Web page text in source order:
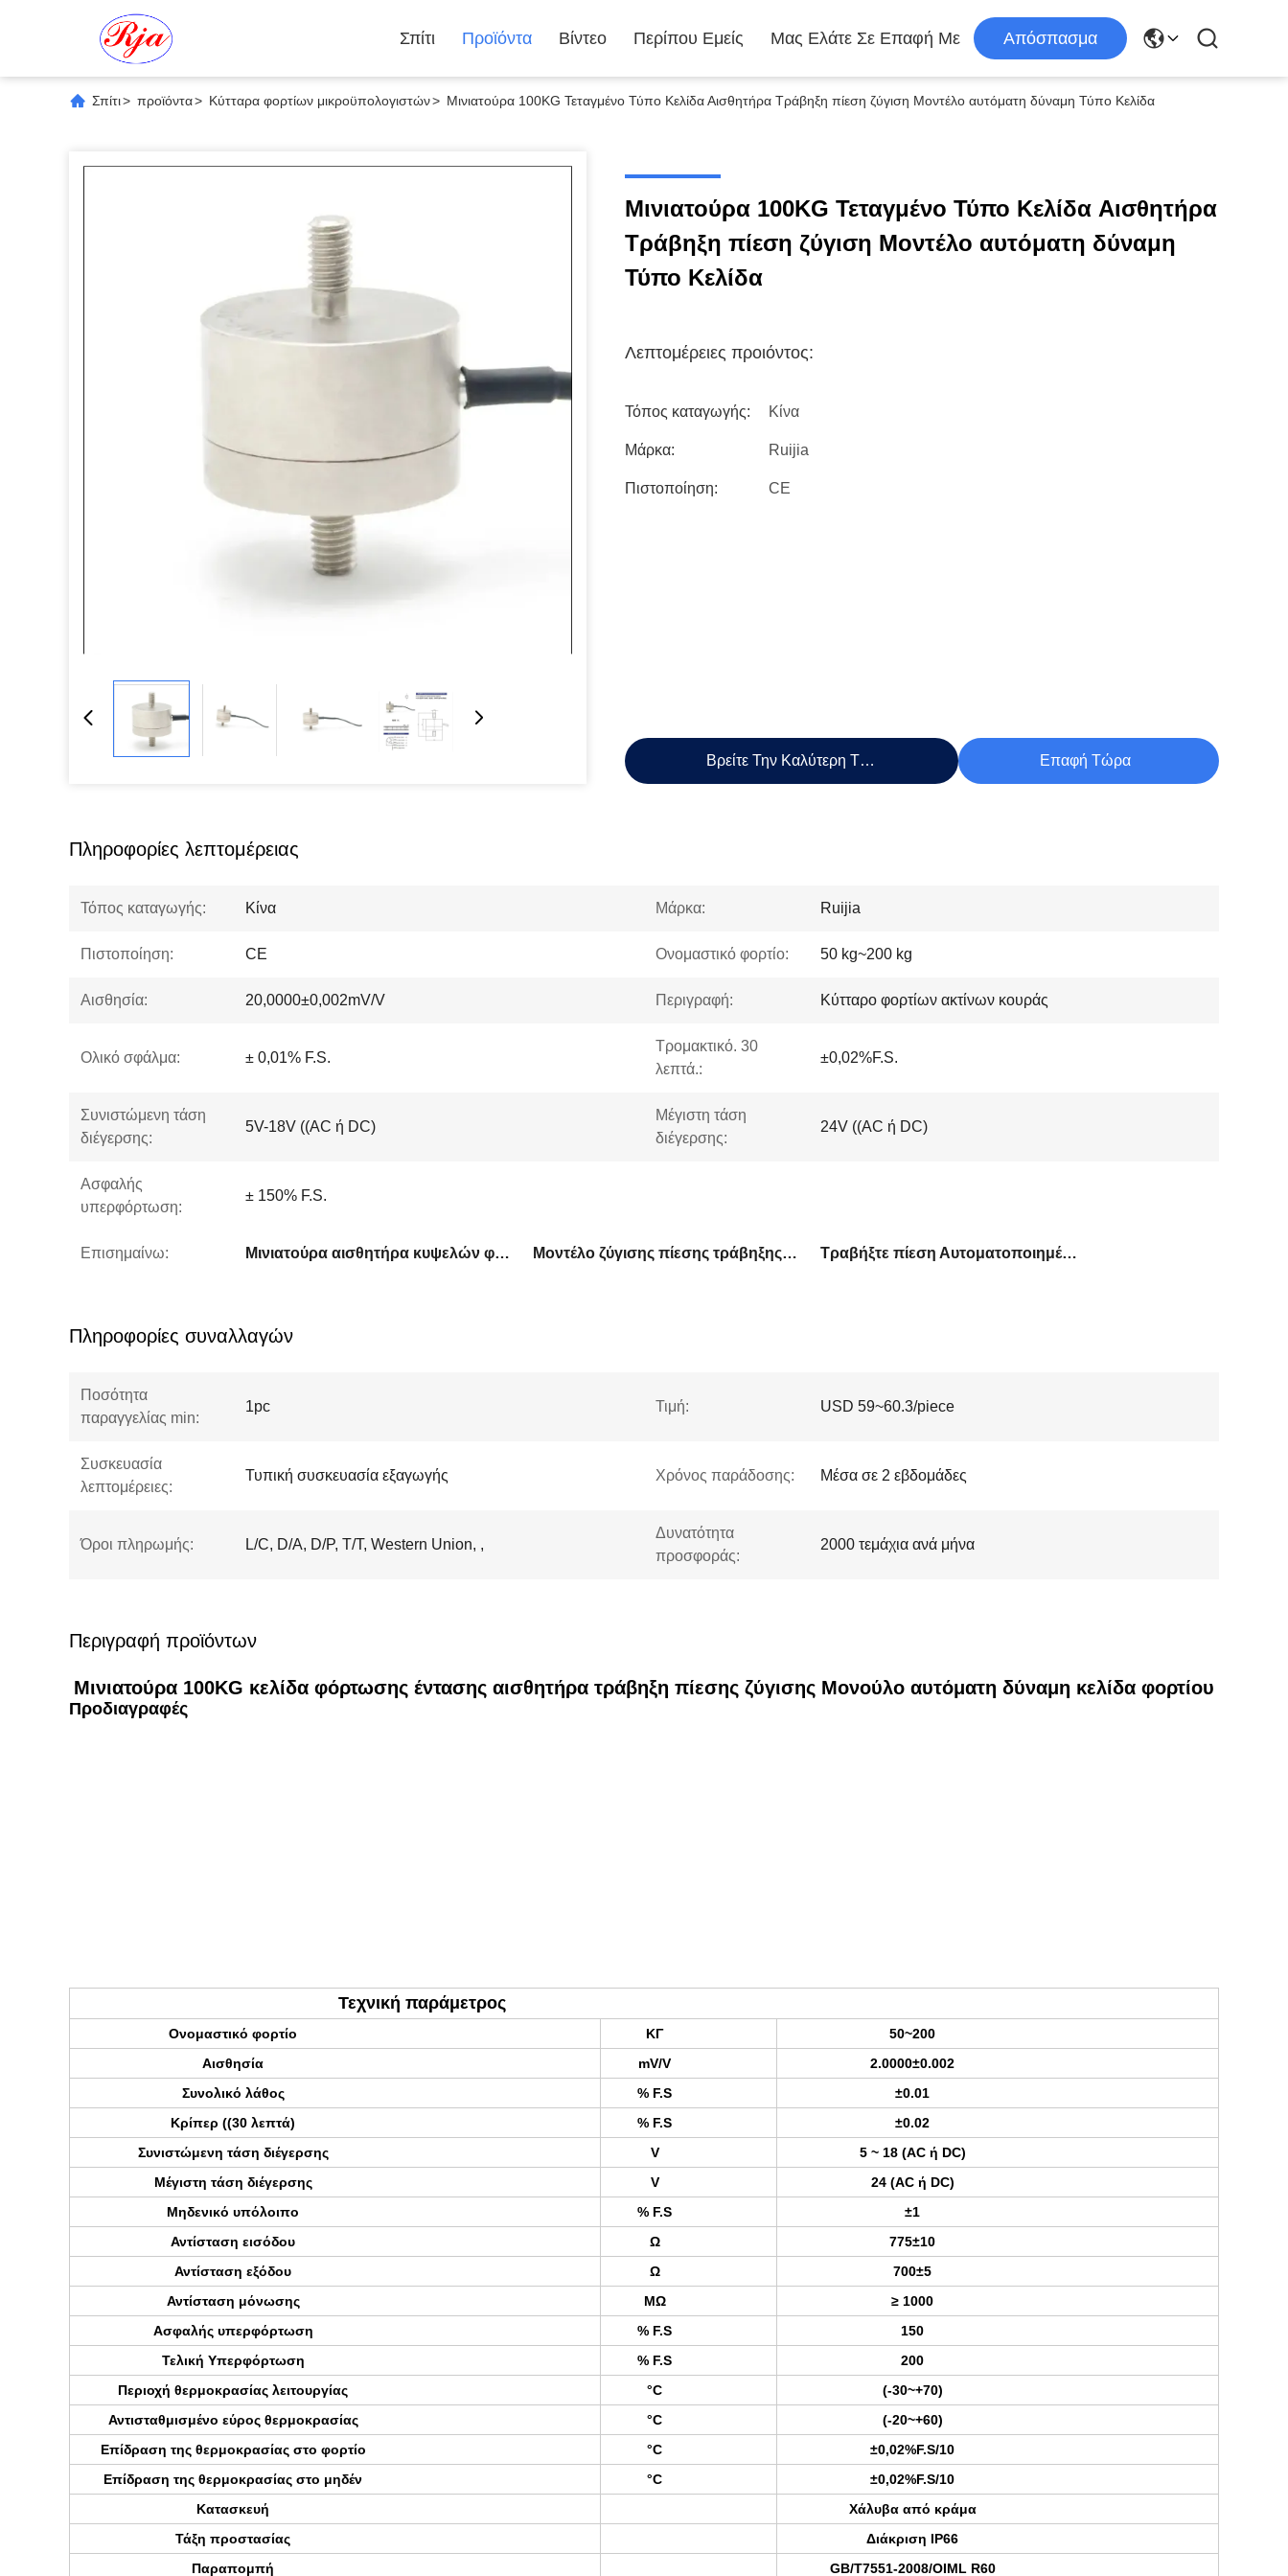
Σπίτι Προϊόντα Βίντεο Περίπου Εμείς Μας Ελάτε Σε Επαφή Με Απόσπασμα
Σπίτι> προϊόντα> Κύτταρα φορτίων μικροϋπολογιστών> Μινιατούρα 100KG Τεταγμένο Τύπο Κελίδα Αισθητήρα Τράβηξη πίεση ζύγιση Μοντέλο αυτόματη δύναμη Τύπο Κελίδα
Μινιατούρα 100KG Τεταγμένο Τύπο Κελίδα Αισθητήρα
Τράβηξη πίεση ζύγιση Μοντέλο αυτόματη δύναμη
Τύπο Κελίδα
Λεπτομέρειες προιόντος:
Τόπος καταγωγής: Κίνα
Μάρκα: Ruijia
Πιστοποίηση: CE
Βρείτε Την Καλύτερη Τιμή Επαφή Τώρα
Πληροφορίες λεπτομέρειας
Τόπος καταγωγής: Κίνα Μάρκα: Ruijia
Πιστοποίηση: CE Ονομαστικό φορτίο: 50 kg~200 kg
Αισθησία: 20,0000±0,002mV/V Περιγραφή: Κύτταρο φορτίων ακτίνων κουράς
Ολικό σφάλμα: ± 0,01% F.S.
Τρομακτικό. 30
λεπτά.:
±0,02%F.S.
Συνιστώμενη τάση
διέγερσης:
5V-18V ((AC ή DC)
Μέγιστη τάση
διέγερσης:
24V ((AC ή DC)
Ασφαλής
υπερφόρτωση:
± 150% F.S.
Επισημαίνω: Μινιατούρα αισθητήρα κυψελών φόρτωσης τάσης 100KG Μοντέλο ζύγισης πίεσης τράβηξης Κελίδα φόρτωσης Τραβήξτε πίεση Αυτοματοποιημένο κύτταρο φόρτωσης δύναμης
Πληροφορίες συναλλαγών
Ποσότητα
παραγγελίας min:
1pc Τιμή: USD 59~60.3/piece
Συσκευασία
λεπτομέρειες:
Τυπική συσκευασία εξαγωγής Χρόνος παράδοσης: Μέσα σε 2 εβδομάδες
Όροι πληρωμής: L/C, D/A, D/P, T/T, Western Union, ,
Δυνατότητα
προσφοράς:
2000 τεμάχια ανά μήνα
Περιγραφή προϊόντων
Μινιατούρα 100KG κελίδα φόρτωσης έντασης αισθητήρα τράβηξη πίεσης ζύγισης Μονούλο αυτόματη δύναμη κελίδα φορτίου
Προδιαγραφές
Τεχνική παράμετρος
Ονομαστικό φορτίο ΚΓ
50~200
Αισθησία
mV/V
2.0000±0.002
Συνολικό λάθος
% F.S
±0.01
Κρίπερ ((30 λεπτά)
% F.S
±0.02
Συνιστώμενη τάση διέγερσης
V
5 ~ 18 (AC ή DC)
Μέγιστη τάση διέγερσης
V
24 (AC ή DC)
Μηδενικό υπόλοιπο
% F.S
±1
Αντίσταση εισόδου
Ω
775±10
Αντίσταση εξόδου
Ω
700±5
Αντίσταση μόνωσης
MΩ
≥ 1000
Ασφαλής υπερφόρτωση
% F.S
150
Τελική Υπερφόρτωση
% F.S
200
Περιοχή θερμοκρασίας λειτουργίας
°C
(-30~+70)
Αντισταθμισμένο εύρος θερμοκρασίας
°C
(-20~+60)
Επίδραση της θερμοκρασίας στο φορτίο
°C
±0,02%F.S/10
Επίδραση της θερμοκρασίας στο μηδέν
°C
±0,02%F.S/10
Κατασκευή
Χάλυβα από κράμα
Τάξη προστασίας
Διάκριση IP66
Παραπομπή
GB/T7551-2008/OIML R60